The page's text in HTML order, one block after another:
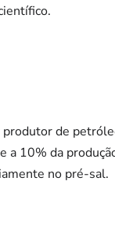
de
10% da
no pré-sal.